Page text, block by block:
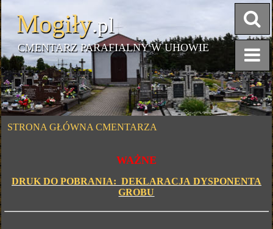
Mogiły.pl
CMENTARZ PARAFIALNY W UHOWIE
STRONA GŁÓWNA CMENTARZA
WAŻNE
DRUK DO POBRANIA: DEKLARACJA DYSPONENTA
GROBU